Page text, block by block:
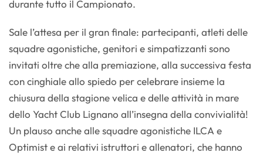
durante tutto il Campionato.
Sale l’attesa per il gran finale: partecipanti, atleti delle
squadre agonistiche, genitori e simpatizzanti sono
invitati oltre che alla premiazione, alla successiva festa
con cinghiale allo spiedo per celebrare insieme la
chiusura della stagione velica e delle attività in mare
dello Yacht Club Lignano all’insegna della convivialità!
Un plauso anche alle squadre agonistiche ILCA e
Optimist e ai relativi istruttori e allenatori, che hanno